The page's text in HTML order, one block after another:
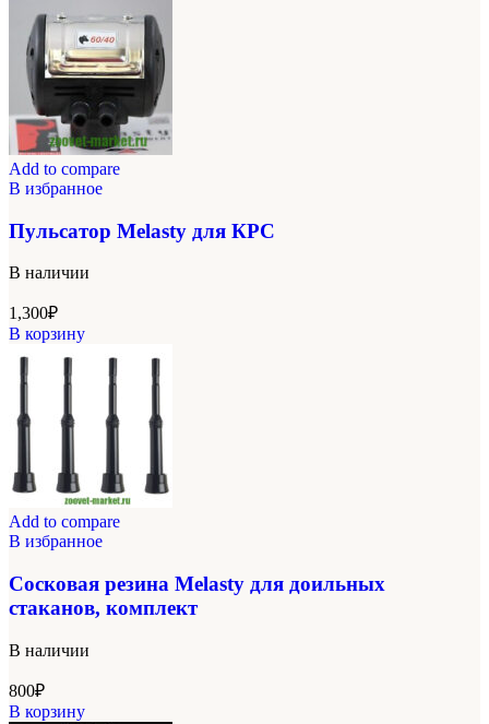
Add to compare
В избранное
Пульсатор Melasty для КРС
В наличии
1,300₽
В корзину
Add to compare
В избранное
Сосковая резина Melasty для доильных
стаканов, комплект
В наличии
800₽
В корзину